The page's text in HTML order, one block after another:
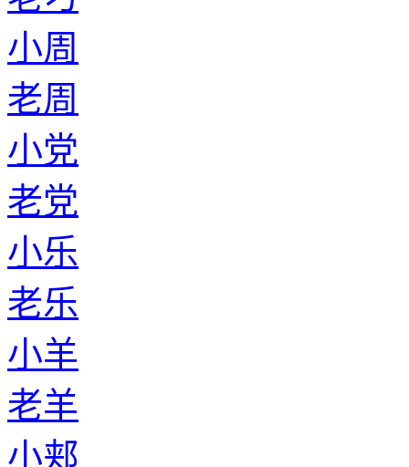
小周
老周
小党
老党
小乐
老乐
小羊
老羊
小郏